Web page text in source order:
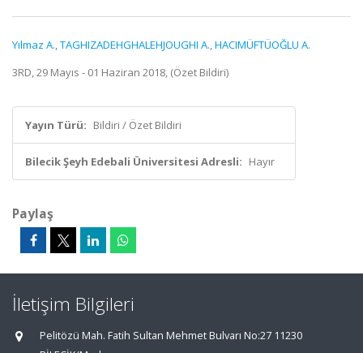
Yılmaz A.,TAGHIZADEHGHALEHJOUGHI A.,HACIMÜFTÜOĞLU A.
3RD, 29 Mayıs - 01 Haziran 2018, (Özet Bildiri)
Yayın Türü: Bildiri / Özet Bildiri
Bilecik Şeyh Edebali Üniversitesi Adresli: Hayır
Paylaş
İletişim Bilgileri
Pelitözü Mah. Fatih Sultan Mehmet Bulvarı No:27 11230